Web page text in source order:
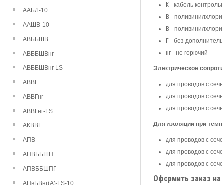
ААБЛ-10
ААШВ-10
АВББШВ
АВББШВнг
АВББШВнг-LS
АВВГ
АВВГнг
АВВГнг-LS
АКВВГ
АПВ
АПВББШП
АПВББШПГ
АПвБВнг(А)-LS-10
К - кабель
В -
В -
Г - без
нг - не горючий
Электрическое
для проводов с
для проводов с
для проводов с
Для изоляции при
для проводов с
для проводов с
для проводов с
Оформить заказ на